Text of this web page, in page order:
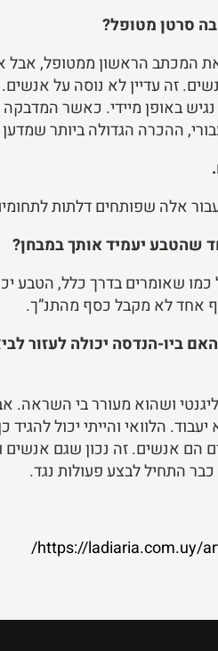
סרטן מטופל?
המכתב הראשון ממטופל, אבל
זה עדיין לא נוסה על
באופן מיידי. כאשר
ההכרה הגדולה ביותר
אלה שפותחים דלתות
אף אחד לא מקבל כסף מהתנ”ך.
ביו-הנדסה יכולה לעזור
ושהוא מעורר בי
הלוואי והייתי יכול
אנשים. זה נכון שגם
התחיל לבצע פעולות נגד.
https://ladiaria.com.uy/